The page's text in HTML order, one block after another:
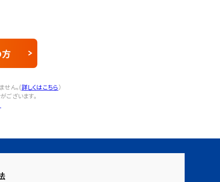
せん。(詳しくはこちら）
ございます。